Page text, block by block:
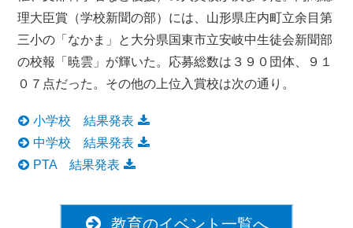
理大臣賞（学校新聞の部）には、山形県庄内町立余目第
三小の「なかま」と大分県国東市立安岐中生徒会新聞部
の校報「暁雲」が輝いた。応募総数は３９０団体、９１
０７点だった。その他の上位入賞校は次の通り。
小学校 結果発表
中学校 結果発表
PTA 結果発表
教育のイベント一覧へ